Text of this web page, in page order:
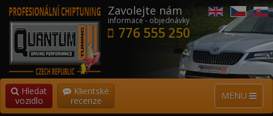
Zavolejte nám
informace - objednávky
776 555 250
MENU
Hledat
vozidlo
Klientské
recenze